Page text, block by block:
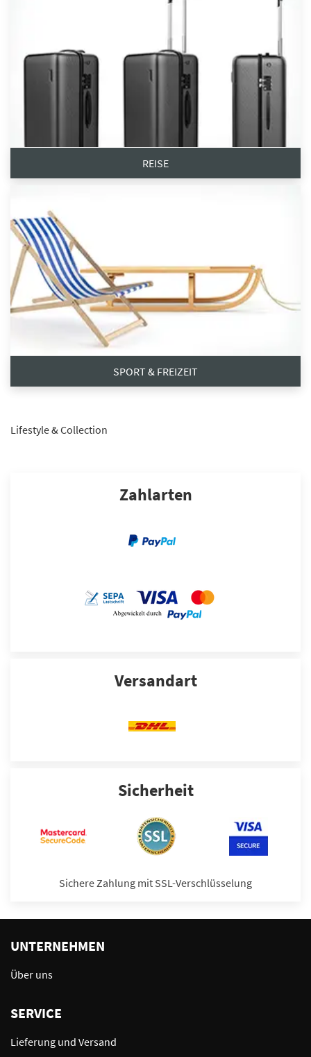
REISE
SPORT & FREIZEIT
Lifestyle & Collection
Zahlarten
Versandart
Sicherheit
Sichere Zahlung mit SSL-Verschlüsselung
UNTERNEHMEN
Über uns
SERVICE
Lieferung und Versand